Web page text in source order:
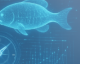
und interpretiert sie
aus hydrothermalen
Ozeanbecken